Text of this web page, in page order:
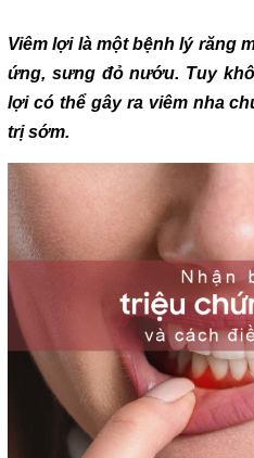
Viêm lợi là một bệnh lý răng
ứng, sưng đỏ nướu. Tuy
lợi có thể gây ra viêm nha
trị sớm.